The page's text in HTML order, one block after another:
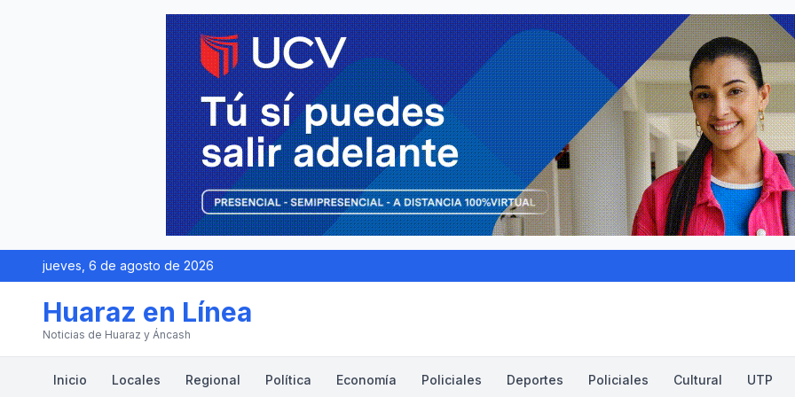
jueves, 6 de agosto de 2026
Huaraz en Línea
Noticias de Huaraz y Áncash
Inicio Locales Regional Política Economía Policiales Deportes Policiales Cultural UTP